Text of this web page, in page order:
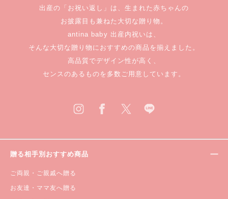
出産の「お祝い返し」は、生まれた赤ちゃんの
お披露目も兼ねた大切な贈り物。
antina baby 出産内祝いは、
そんな大切な贈り物におすすめの商品を揃えました。
高品質でデザイン性が高く、
センスのあるものを多数ご用意しています。
贈る相手別おすすめ商品
ご両親・ご親戚へ贈る
お友達・ママ友へ贈る